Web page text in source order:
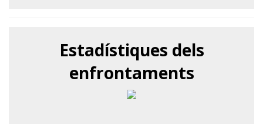
Estadístiques dels
enfrontaments